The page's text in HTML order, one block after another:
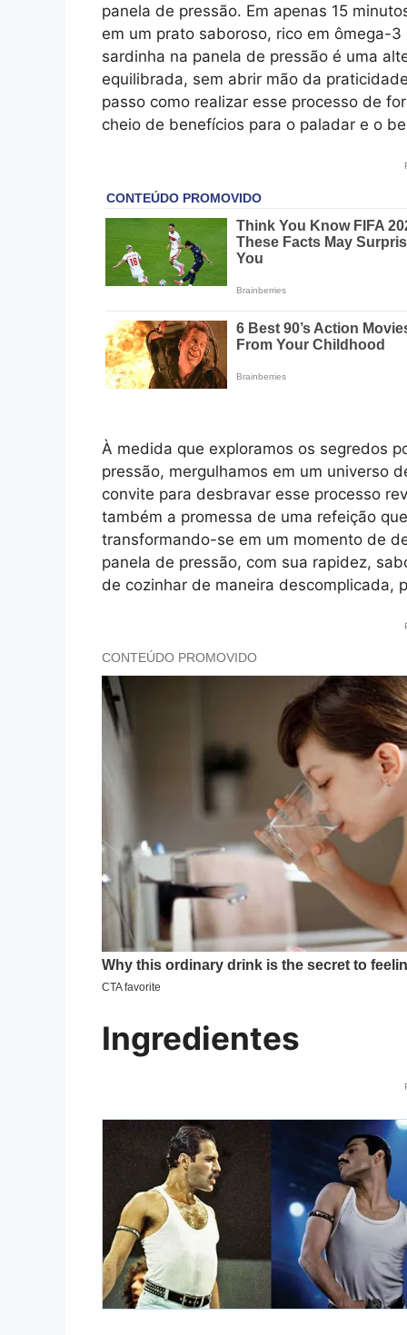
panela de pressão. Em apenas 15
em um prato saboroso, rico em ômega-
sardinha na panela de pressão é uma
equilibrada, sem abrir mão da
passo como realizar esse processo de
cheio de benefícios para o paladar e o
À medida que exploramos os segredos
pressão, mergulhamos em um universo
convite para desbravar esse processo
também a promessa de uma refeição
transformando-se em um momento de
panela de pressão, com sua rapidez,
de cozinhar de maneira descomplicada,
Ingredientes